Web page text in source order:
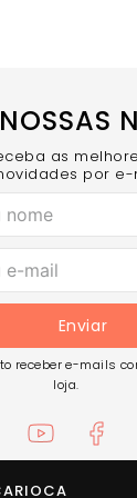
que se destaca
estilo moderno
para diferentes
autenticidade
Camiseta Gola V
entre
as
por e-
Enviar
receber e-mails
loja.